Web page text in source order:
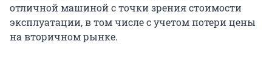
отличной машиной с точки зрения стоимости
эксплуатации, в том числе с учетом потери цены
на вторичном рынке.